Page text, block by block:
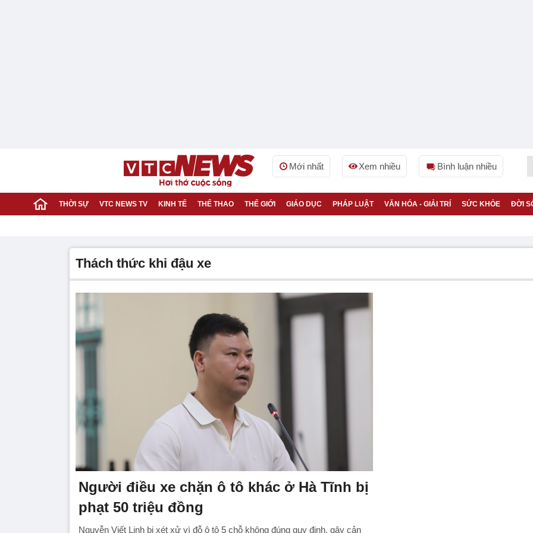
Mới nhất Xem nhiều Bình luận nhiều
THỜI SỰ VTC NEWS TV KINH TẾ THỂ THAO THẾ GIỚI GIÁO DỤC PHÁP LUẬT VĂN HÓA - GIẢI TRÍ SỨC KHỎE ĐỜI
thách thức khi đậu xe
Người điều xe chặn ô tô khác ở Hà Tĩnh bị
phạt 50 triệu đồng
Nguyễn Viết Linh bị xét xử vì đỗ ô tô 5 chỗ không đúng quy định, gây cản